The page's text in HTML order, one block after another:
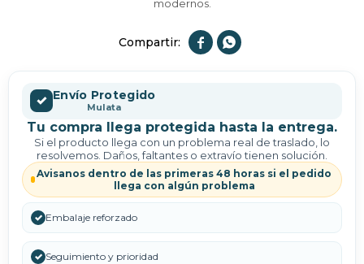
modernos.
 
✓ Envío Protegido
Mulata
Tu compra llega protegida hasta la entrega.
Si el producto llega con un problema real de traslado, lo
resolvemos. Daños, faltantes o extravío tienen solución.
Avisanos dentro de las primeras 48 horas si el pedido
llega con algún problema
✓ Embalaje reforzado
✓ Seguimiento y prioridad